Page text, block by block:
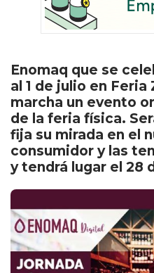
Enomaq que se
al 1 de julio en
marcha un evento
de la feria física.
fija su mirada en el
consumidor y las
y tendrá lugar el 28